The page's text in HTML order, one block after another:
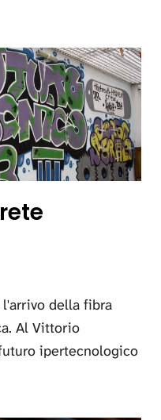
della fibra
Al Vittorio
ipertecnologico